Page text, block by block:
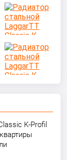
K-Profil